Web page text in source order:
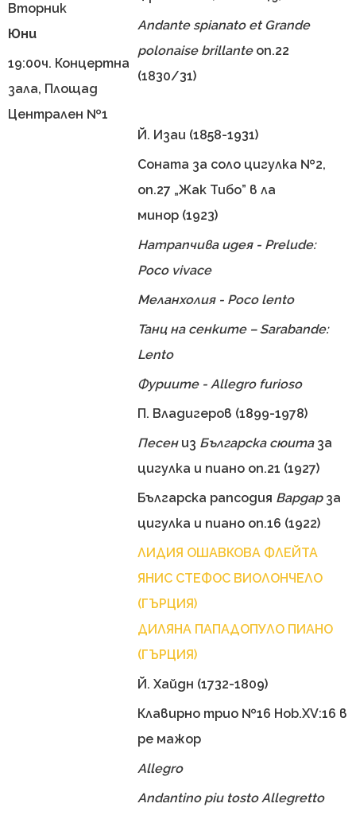
Вторник
Юни
19:00ч. Концертна
зала, Площад
Централен №1
Andante spianato et Grande
polonaise brillanteоп.22
(1830/31)
Й. Изаи (1858-1931)
Соната за соло цигулка №2,
оп.27 „Жак Тибо” в ла
минор (1923)
Натрапчива идея - Prelude:
Poco vivace
Меланхолия - Poco lento
Танц на сенките – Sarabande:
Lento
Фуриите - Allegro furioso
П. Владигеров (1899-1978)
Песениз Българска сюита за
цигулка и пиано оп.21 (1927)
Българска рапсодия Вардар за
цигулка и пиано оп.16 (1922)
ЛИДИЯ ОШАВКОВА ФЛЕЙТА
ЯНИС СТЕФОС ВИОЛОНЧЕЛО
(ГЪРЦИЯ)
ДИЛЯНА ПАПАДОПУЛО ПИАНО
(ГЪРЦИЯ)
Й. Хайдн (1732-1809)
Клавирно трио №16 Hob.XV:16 в
ре мажор
Allegro
Andantino piu tosto Allegretto